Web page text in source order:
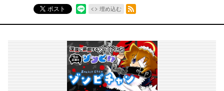
ポスト 埋め込む
RSSフィード